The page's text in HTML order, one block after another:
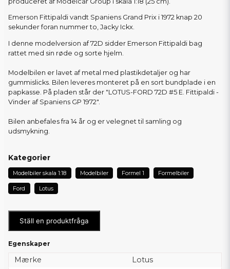
Emerson Fittipaldi vandt Spaniens Grand Prix i 1972 knap 20
sekunder foran nummer to, Jacky Ickx.
I denne modelversion af 72D sidder Emerson Fittipaldi bag
rattet med sin røde og sorte hjelm.
Modelbilen er lavet af metal med plastikdetaljer og har
gummislicks. Bilen leveres monteret på en sort bundplade i en
papkasse. På pladen står der "LOTUS-FORD 72D #5 E. Fittipaldi -
Vinder af Spaniens GP 1972".
Bilen anbefales fra 14 år og er velegnet til samling og
udsmykning.
Kategorier
Modelbiler skala 1:18 Modelbiler Formel 1 Formelbiler
Ford Lotus
Ställ en produktfråga
Egenskaper
Mærke
Lotus